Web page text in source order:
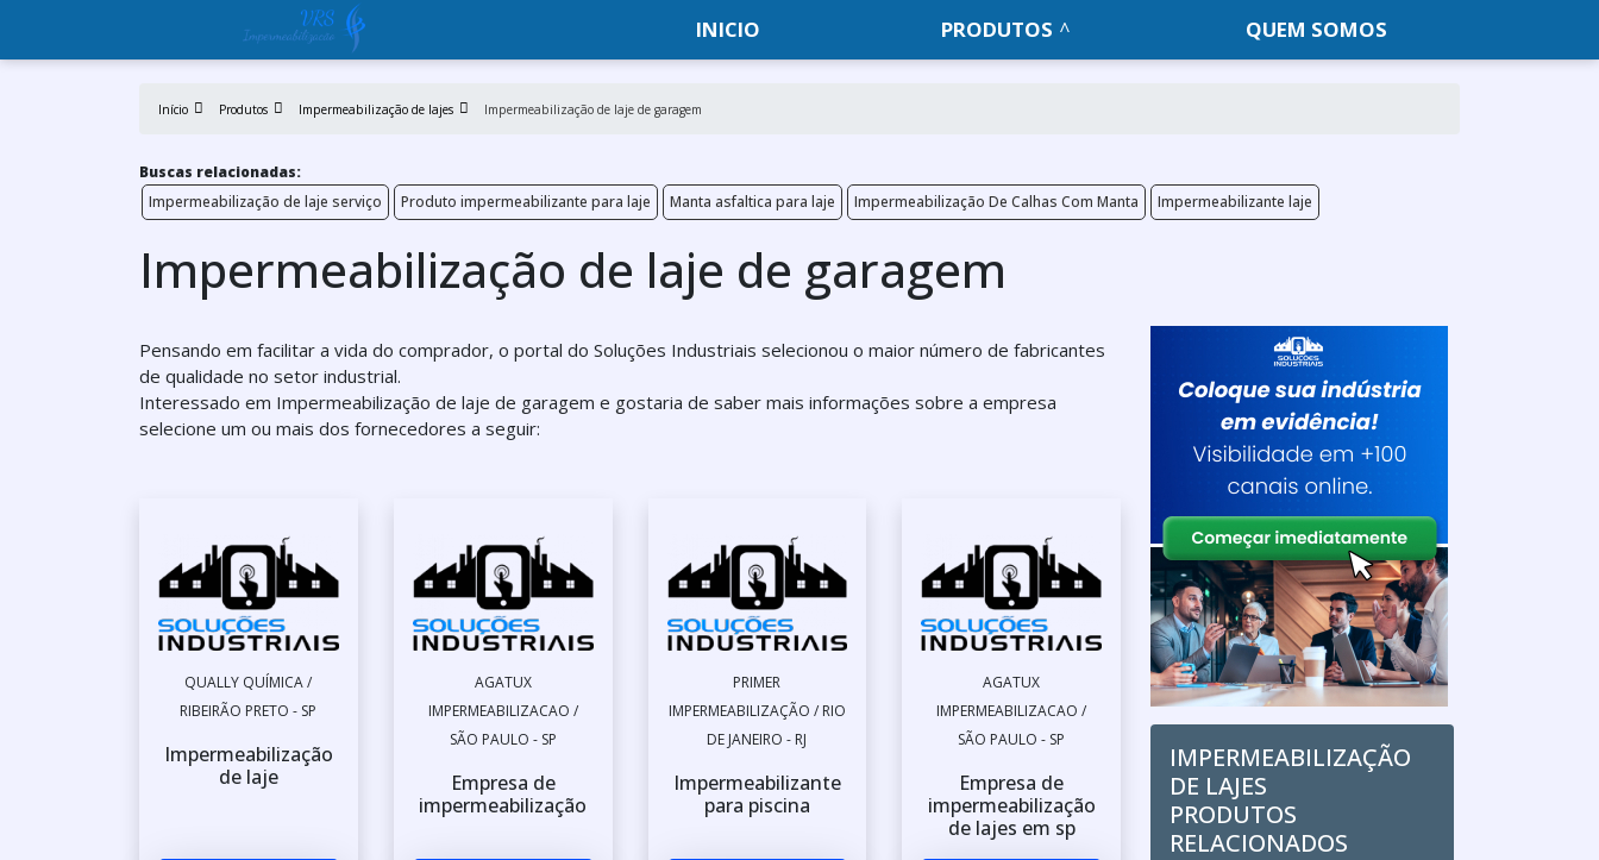
INICIO PRODUTOS QUEM SOMOS
Início Produtos Impermeabilização de lajes Impermeabilização de laje de garagem
Buscas relacionadas:
Impermeabilização de laje serviço
Produto impermeabilizante para laje Manta asfaltica para laje Impermeabilização De Calhas Com Manta Impermeabilizante laje
Impermeabilização de laje de garagem
Pensando em facilitar a vida do comprador, o portal do Soluções Industriais selecionou o maior número de fabricantes
de qualidade no setor industrial.
Interessado em Impermeabilização de laje de garagem e gostaria de saber mais informações sobre a empresa
selecione um ou mais dos fornecedores a seguir:
QUALLY QUÍMICA /
RIBEIRÃO PRETO - SP
Impermeabilização
de laje
AGATUX
IMPERMEABILIZACAO /
SÃO PAULO - SP
Empresa de
impermeabilização
PRIMER
IMPERMEABILIZAÇÃO / RIO
DE JANEIRO - RJ
Impermeabilizante
para piscina
AGATUX
IMPERMEABILIZACAO /
SÃO PAULO - SP
Empresa de
impermeabilização
de lajes em sp
IMPERMEABILIZAÇÃO
DE LAJES
PRODUTOS
RELACIONADOS